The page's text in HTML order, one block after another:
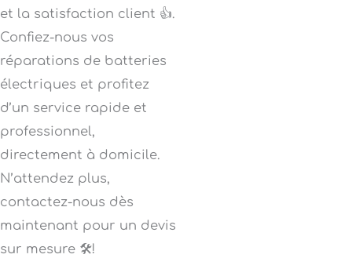
et la satisfaction client 👍.
Confiez-nous vos
réparations de batteries
électriques et profitez
d’un service rapide et
professionnel,
directement à domicile.
N’attendez plus,
contactez-nous dès
maintenant pour un devis
sur mesure 🛠️!